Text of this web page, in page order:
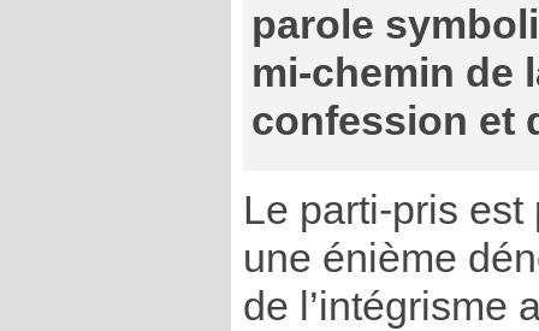
parole
mi-chemin de
confession et
Le parti-pris est
une énième
de l’intégrisme